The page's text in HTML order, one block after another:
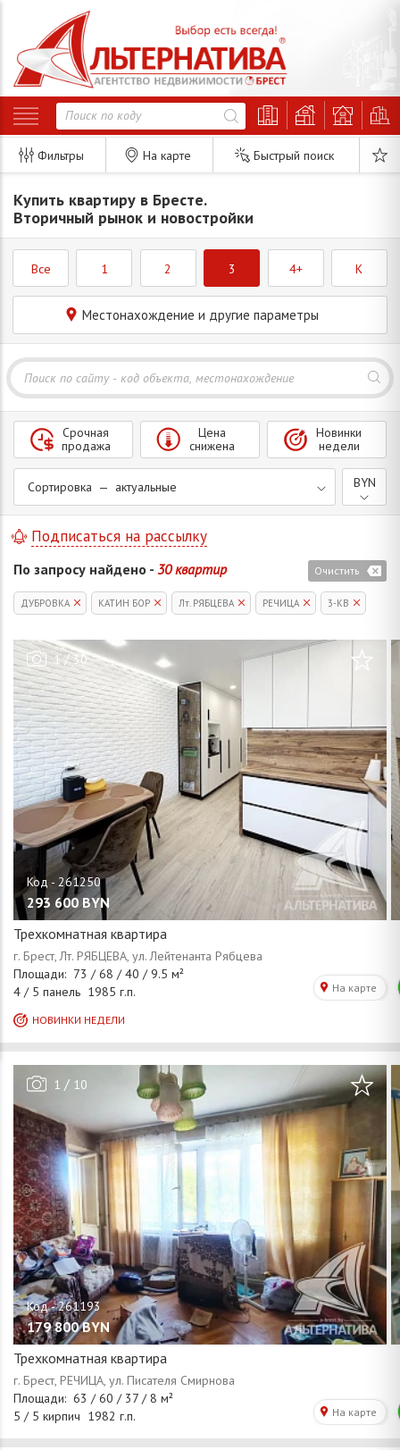
Фильтры На карте Быстрый поиск
Купить квартиру в Бресте.
Вторичный рынок и новостройки
Все 1 2 3 4+ K
Местонахождение и другие параметры
Сортировка — актуальные
Срочная
продажа
Цена
снижена
Новинки
недели
BYN
По запросу найдено - 30 квартир Очистить
Подписаться на рассылку
ДУБРОВКА КАТИН БОР Лт. РЯБЦЕВА РЕЧИЦА 3-КВ
1/30
293 600 BYN
Трехкомнатная квартира
1 / 10
179 800 BYN
Трехкомнатная квартира